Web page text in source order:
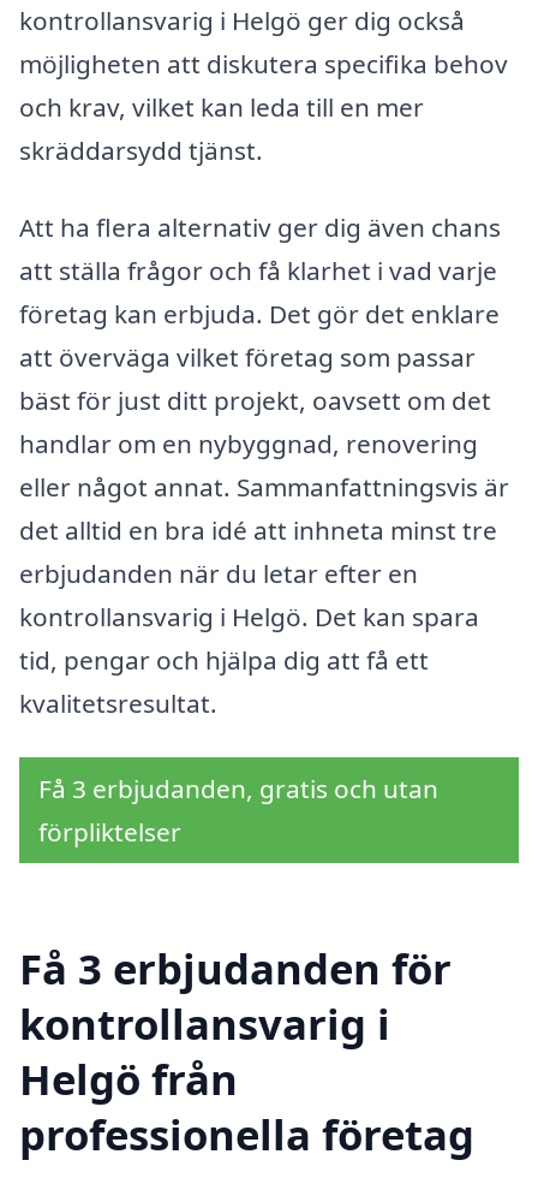
kontrollansvarig i Helgö ger dig också
möjligheten att diskutera specifika behov
och krav, vilket kan leda till en mer
skräddarsydd tjänst.
Att ha flera alternativ ger dig även chans
att ställa frågor och få klarhet i vad varje
företag kan erbjuda. Det gör det enklare
att överväga vilket företag som passar
bäst för just ditt projekt, oavsett om det
handlar om en nybyggnad, renovering
eller något annat. Sammanfattningsvis är
det alltid en bra idé att inhneta minst tre
erbjudanden när du letar efter en
kontrollansvarig i Helgö. Det kan spara
tid, pengar och hjälpa dig att få ett
kvalitetsresultat.
Få 3 erbjudanden, gratis och utan
förpliktelser
Få 3 erbjudanden för
kontrollansvarig i
Helgö från
professionella företag